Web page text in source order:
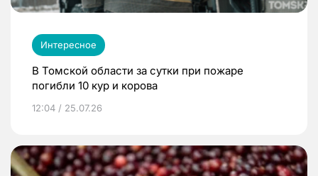
Интересное
В Томской области за сутки при пожаре
погибли 10 кур и корова
12:04 / 25.07.26